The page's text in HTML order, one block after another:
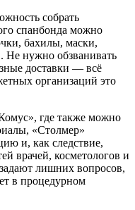
собрать
спанбонда можно
бахилы, маски,
Не нужно обзванивать
доставки — всё
организаций это
где также можно
«Столмер»
и, как следствие,
врачей, косметологов и
лишних вопросов,
в процедурном